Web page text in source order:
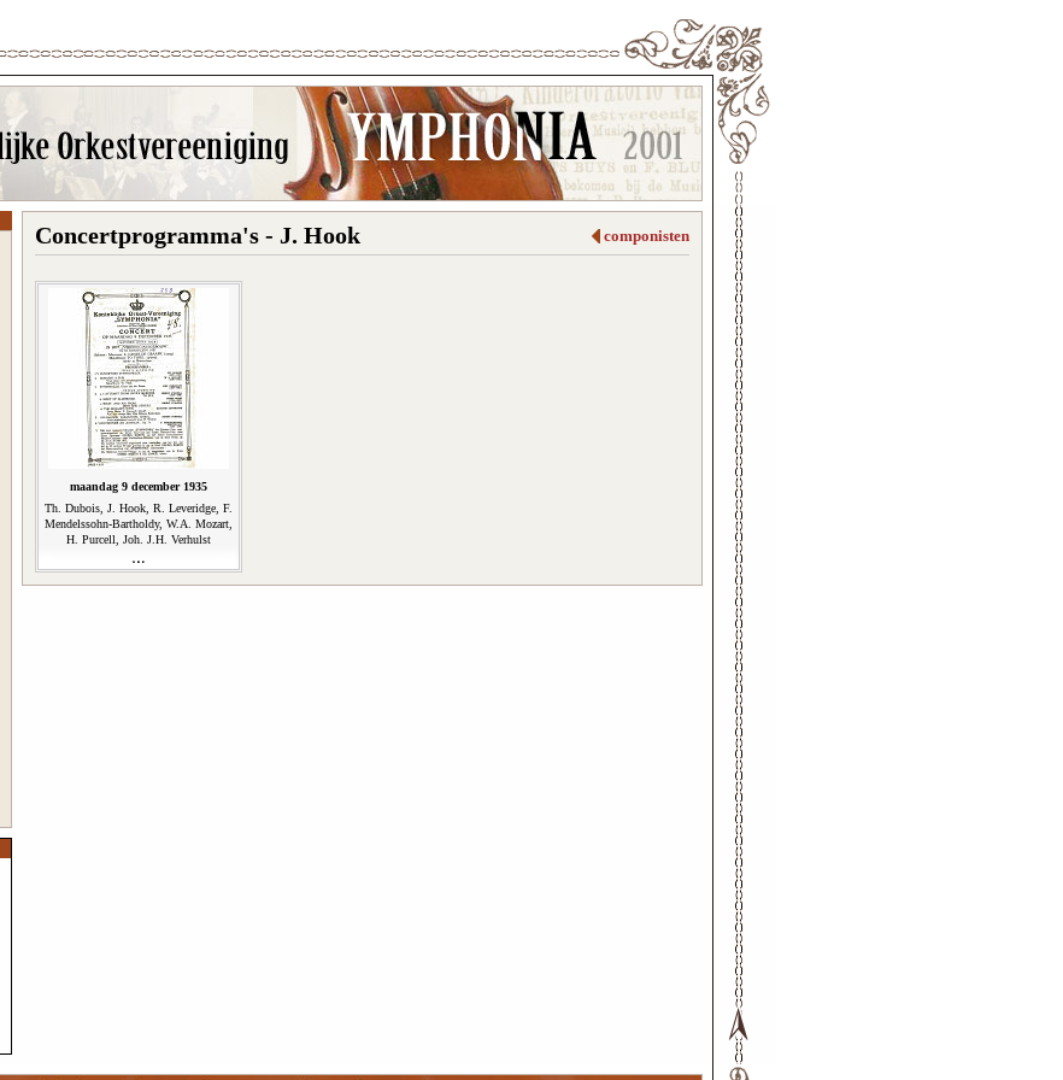
componisten
Concertprogramma's - J. Hook
maandag 9 december 1935
Th. Dubois, J. Hook, R. Leveridge, F.
Mendelssohn-Bartholdy, W.A. Mozart,
H. Purcell, Joh. J.H. Verhulst